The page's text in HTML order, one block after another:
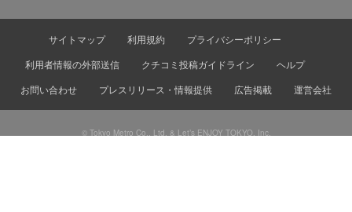
サイトマップ 利用規約
プライバシーポリシー
利用者情報の外部送信
クチコミ投稿ガイドライン
ヘルプ
お問い合わせ
プレスリリース・情報提供 広告掲載 運営会社
© Tokyo Metro Co., Ltd. & Let’s ENJOY TOKYO, Inc.